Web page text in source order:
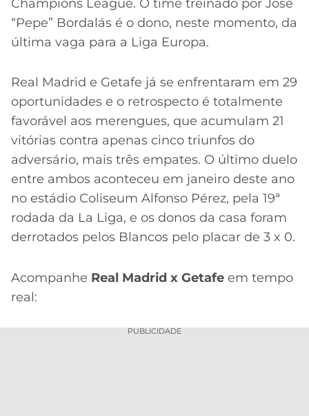
Champions League. O time treinado por José
“Pepe” Bordalás é o dono, neste momento, da
última vaga para a Liga Europa.
Real Madrid e Getafe já se enfrentaram em 29
oportunidades e o retrospecto é totalmente
favorável aos merengues, que acumulam 21
vitórias contra apenas cinco triunfos do
adversário, mais três empates. O último duelo
entre ambos aconteceu em janeiro deste ano
no estádio Coliseum Alfonso Pérez, pela 19ª
rodada da La Liga, e os donos da casa foram
derrotados pelos Blancos pelo placar de 3 x 0.
Acompanhe Real Madrid x Getafe em tempo
real:
PUBLICIDADE